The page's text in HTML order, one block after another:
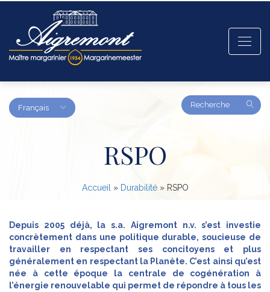
Français
Amount
(in
RSPO
Accueil » Durabilité» RSPO
Depuis 2005 déjà, la s.a. Aigremont n.v. s’est investie
concrètement dans une politique durable, soucieuse de
travailler en respectant ses concitoyens et plus
généralement en respectant la Planète. C’est ainsi qu’est
née à cette époque la centrale de cogénération à
l’énergie renouvelable qui permet de répondre à tous les